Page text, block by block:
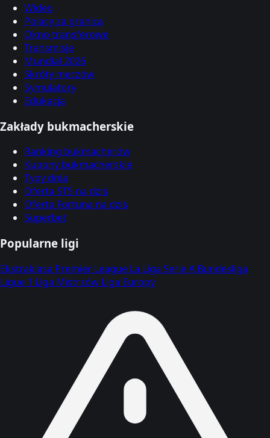
Wideo
Polacy za granicą
Okno transferowe
Transmisje
Mundial 2026
Skróty meczów
Symulatory
Edukacja
Zakłady bukmacherskie
Ranking bukmacherów
Kupony bukmacherskie
Typy dnia
Oferta STS na dziś
Oferta Fortuna na dziś
Superbet
Popularne ligi
Ekstraklasa Premier League La Liga Serie A Bundesliga
Ligue 1 Liga Mistrzów Liga Europy